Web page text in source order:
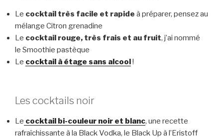
Le cocktail très facile et rapide à préparer, pensez au
mélange Citron grenadine
Le cocktail rouge, très frais et au fruit, j’ai nommé
le Smoothie pastèque
Le cocktail à étage sans alcool!
Les cocktails noir
Le cocktail bi-couleur noir et blanc, une recette
rafraîchissante à la Black Vodka, le Black Up à l’Eristoff